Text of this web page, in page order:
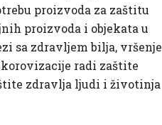
proizvoda za zaštitu
proizvoda i objekata u
sa zdravljem bilja, vršenje
radi zaštite
zdravlja ljudi i životinja